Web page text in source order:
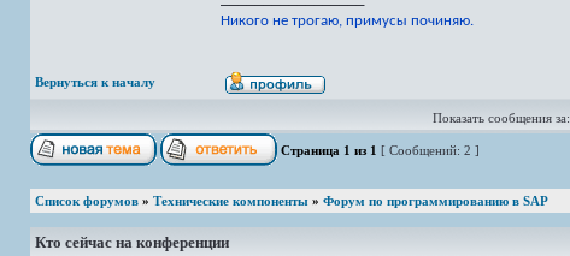
Никого не трогаю, примусы починяю.
Вернуться к началу
Показать сообщения за:
Страница 1 из 1 [ Сообщений: 2 ]
Список форумов » Технические компоненты » Форум по программированию в SAP
Кто сейчас на конференции